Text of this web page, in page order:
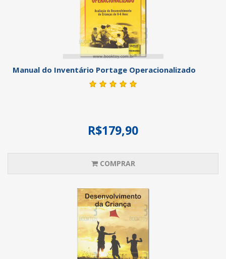
Manual do Inventário Portage Operacionalizado
R$179,90
COMPRAR